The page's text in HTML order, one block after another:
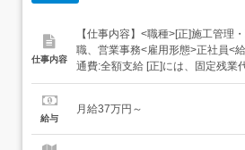
仕事内容
【仕事内容】<職種>[正]施工管理
職、営業事務<雇用形態>正社員<
通費:全額支給 [正]には、固定残業
分が含まれます。 上記を超えて
円月給額に下記の一律手当含むエ
給与
月給37万円～